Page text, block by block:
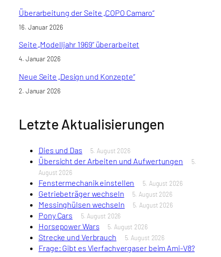
Überarbeitung der Seite „COPO Camaro“
16. Januar 2026
Seite „Modelljahr 1969“ überarbeitet
4. Januar 2026
Neue Seite „Design und Konzepte“
2. Januar 2026
Letzte Aktualisierungen
Dies und Das 5. August 2026
Übersicht der Arbeiten und Aufwertungen
5.
August 2026
Fenstermechanik einstellen 5. August 2026
Getriebeträger wechseln 5. August 2026
Messinghülsen wechseln 5. August 2026
Pony Cars 5. August 2026
Horsepower Wars 5. August 2026
Strecke und Verbrauch 5. August 2026
Frage: Gibt es Vierfachvergaser beim Ami-V8?